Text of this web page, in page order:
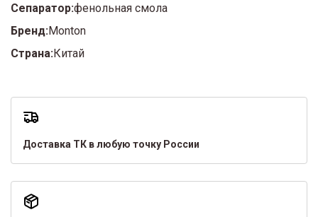
Сепаратор:фенольная смола
Бренд:Monton
Страна:Китай
Доставка ТК в любую точку России